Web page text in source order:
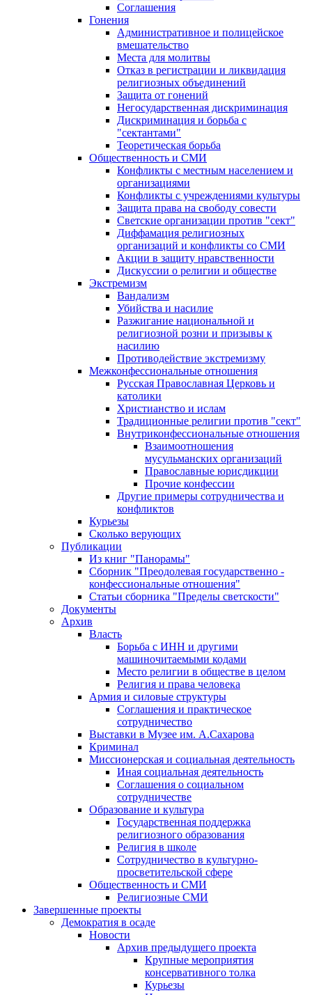
Соглашения
Гонения
Административное и полицейское
вмешательство
Места для молитвы
Отказ в регистрации и ликвидация
религиозных объединений
Защита от гонений
Негосударственная дискриминация
Дискриминация и борьба с
"сектантами"
Теоретическая борьба
Общественность и СМИ
Конфликты с местным населением и
организациями
Конфликты с учреждениями культуры
Защита права на свободу совести
Светские организации против "сект"
Диффамация религиозных
организаций и конфликты со СМИ
Акции в защиту нравственности
Дискуссии о религии и обществе
Экстремизм
Вандализм
Убийства и насилие
Разжигание национальной и
религиозной розни и призывы к
насилию
Противодействие экстремизму
Межконфессиональные отношения
Русская Православная Церковь и
католики
Христианство и ислам
Традиционные религии против "сект"
Внутриконфессиональные отношения
Взаимоотношения
мусульманских организаций
Православные юрисдикции
Прочие конфессии
Другие примеры сотрудничества и
конфликтов
Курьезы
Сколько верующих
Публикации
Из книг "Панорамы"
Сборник "Преодолевая государственно -
конфессиональные отношения"
Статьи сборника "Пределы светскости"
Документы
Архив
Власть
Борьба с ИНН и другими
машиночитаемыми кодами
Место религии в обществе в целом
Религия и права человека
Армия и силовые структуры
Соглашения и практическое
сотрудничество
Выставки в Музее им. А.Сахарова
Криминал
Миссионерская и социальная деятельность
Иная социальная деятельность
Соглашения о социальном
сотрудничестве
Образование и культура
Государственная поддержка
религиозного образования
Религия в школе
Сотрудничество в культурно-
просветительской сфере
Общественность и СМИ
Религиозные СМИ
Завершенные проекты
Демократия в осаде
Новости
Архив предыдущего проекта
Крупные мероприятия
консервативного толка
Курьезы